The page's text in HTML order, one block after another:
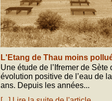
L'Etang de Thau moins
Une étude de l’Ifremer de Sète
évolution positive de l’eau de
ans. Depuis les années...